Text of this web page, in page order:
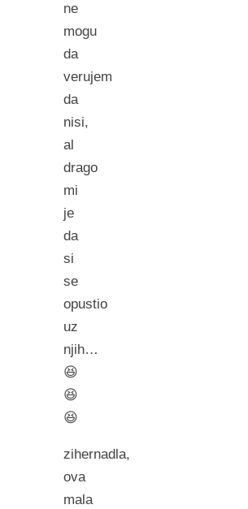
ne
mogu
da
verujem
da
nisi,
al
drago
mi
je
da
si
se
opustio
uz
njih…
😆
😆
😆
zihernadla,
ova
mala